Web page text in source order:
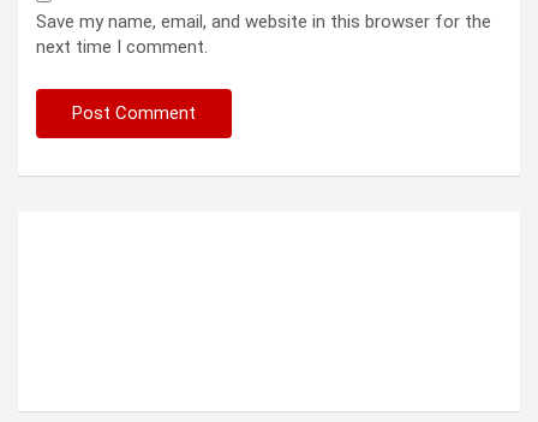
Save my name, email, and website in this browser for the
next time I comment.